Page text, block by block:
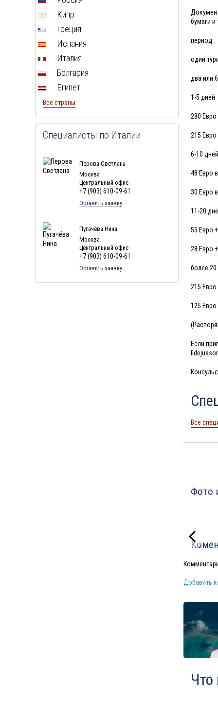
бумаги
период
один
два или
1-5 дней
280 Евро
215 Евро
6-10 дней
48 Евро
30 Евро
11-20
55 Евро
28 Евро
более 20
215 Евро
125 Евро
Если
Все
Фото
Добавить
Туры в Чехию в августе
Туры в Финляндию в августе
Туры в Черногорию в августе
Туры в Израиля в августе
Туры в Индию в августе
Туры в Марокко в августе
Туры в Тунис в августе
Туры в Норвегию в августе
Туры в Мексику в августе
Туры в Кубу в августе
Туры вДоминиканская
Республика в августе
Туры в Мальдивы в августе
Туры в Маврикий в августе
Кипр
Греция
Испания
Италия
Болгария
Египет
Все страны
Специалисты по Италии
Перова Светлана
Москва
Центральный офис
+7 (903) 610-09-61
Оставить заявку
Пугачёва Нина
Москва
Центральный офис
+7 (903) 610-09-61
Оставить заявку